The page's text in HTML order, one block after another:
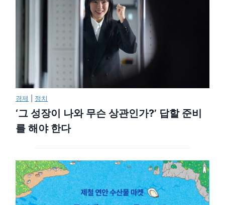
경제 정치
‘그 성장이 나와 무슨 상관인가?’ 답할 준비
를 해야 한다